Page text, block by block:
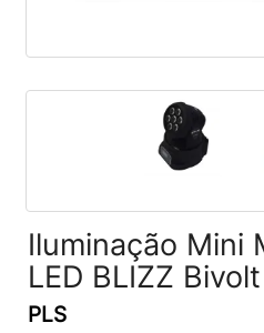
Iluminação Mini
LED BLIZZ
PLS